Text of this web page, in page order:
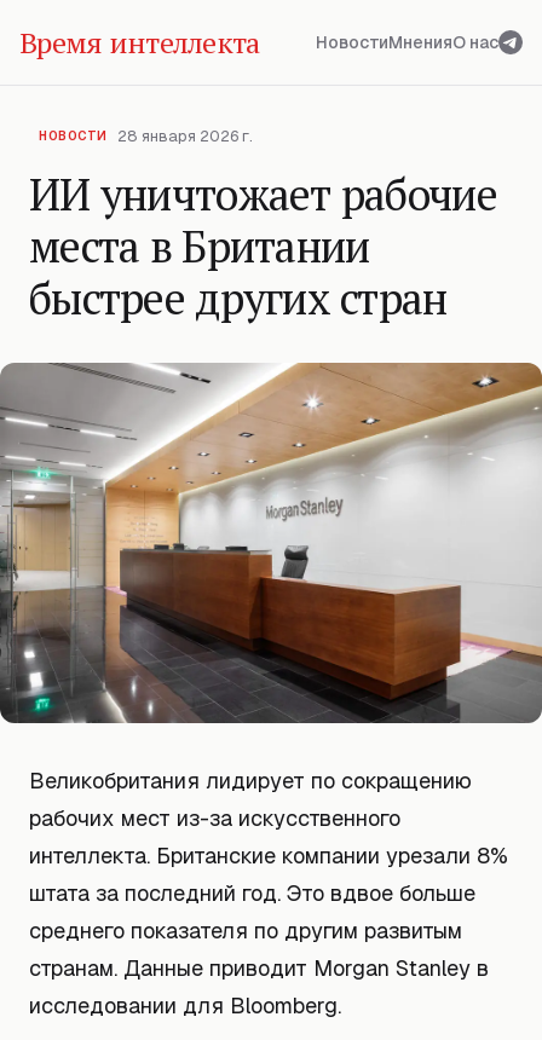
Время интеллекта НовостиМненияО нас
НОВОСТИ 28 января 2026 г.
ИИ уничтожает рабочие
места в Британии
быстрее других стран
Великобритания лидирует по сокращению
рабочих мест из-за искусственного
интеллекта. Британские компании урезали 8%
штата за последний год. Это вдвое больше
среднего показателя по другим развитым
странам. Данные приводит Morgan Stanley в
исследовании для Bloomberg.